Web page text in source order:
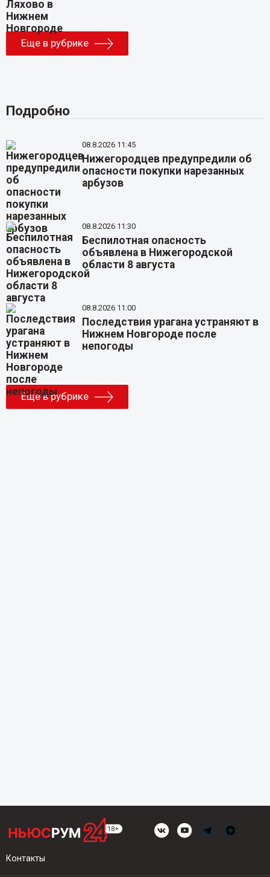
Еще в рубрике
Подробно
08.8.2026 11:45
Нижегородцев предупредили об
опасности покупки нарезанных
арбузов
08.8.2026 11:30
Беспилотная опасность
объявлена в Нижегородской
области 8 августа
08.8.2026 11:00
Последствия урагана устраняют в
Нижнем Новгороде после
непогоды
Еще в рубрике
Контакты